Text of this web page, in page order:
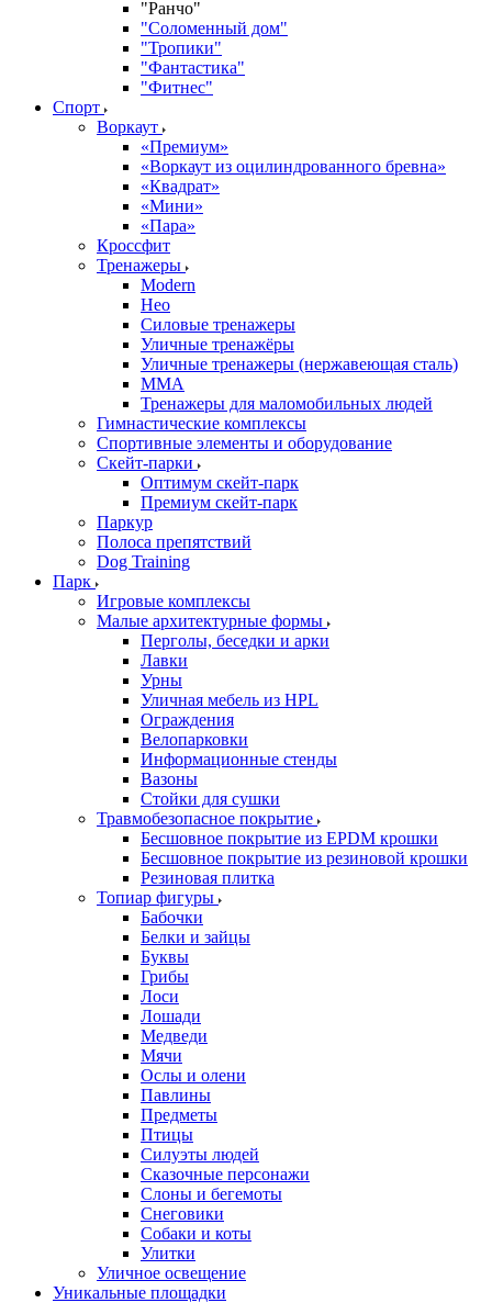
"Ранчо"
"Соломенный дом"
"Тропики"
"Фантастика"
"Фитнес"
Спорт
Воркаут
«Премиум»
«Воркаут из оцилиндрованного бревна»
«Квадрат»
«Мини»
«Пара»
Кроссфит
Тренажеры
Modern
Нео
Силовые тренажеры
Уличные тренажёры
Уличные тренажеры (нержавеющая сталь)
ММА
Тренажеры для маломобильных людей
Гимнастические комплексы
Спортивные элементы и оборудование
Скейт-парки
Оптимум скейт-парк
Премиум скейт-парк
Паркур
Полоса препятствий
Dog Training
Парк
Игровые комплексы
Малые архитектурные формы
Перголы, беседки и арки
Лавки
Урны
Уличная мебель из HPL
Ограждения
Велопарковки
Информационные стенды
Вазоны
Стойки для сушки
Травмобезопасное покрытие
Бесшовное покрытие из EPDM крошки
Бесшовное покрытие из резиновой крошки
Резиновая плитка
Топиар фигуры
Бабочки
Белки и зайцы
Буквы
Грибы
Лоси
Лошади
Медведи
Мячи
Ослы и олени
Павлины
Предметы
Птицы
Силуэты людей
Сказочные персонажи
Слоны и бегемоты
Снеговики
Собаки и коты
Улитки
Уличное освещение
Уникальные площадки